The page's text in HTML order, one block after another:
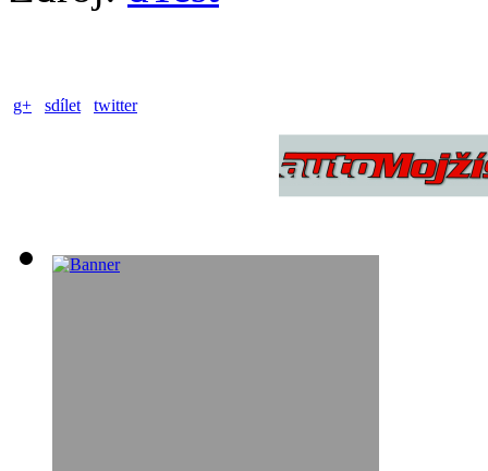
g+ sdílet twitter